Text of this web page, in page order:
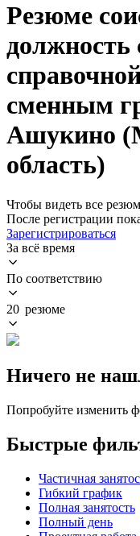
Резюме
должность
сменным
Ашукино
область)
Чтобы видеть все
После регистрации
Зарегистрироваться
За всё время
По соответствию
20 резюме
Ничего не
Попробуйте изменить
Быстрые
Частичная
Гибкий график
Полная занятость
Полный день